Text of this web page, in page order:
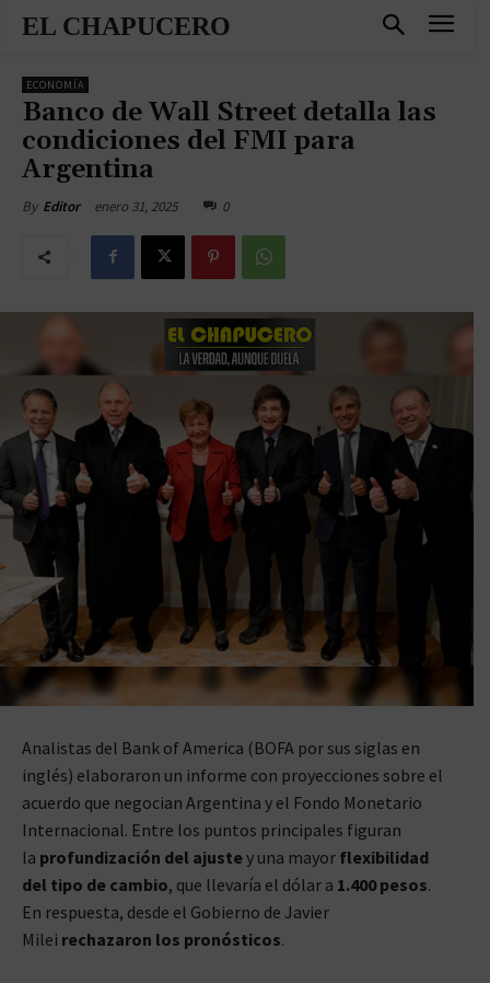
EL CHAPUCERO
ECONOMÍA
Banco de Wall Street detalla las
condiciones del FMI para
Argentina
By Editor enero 31, 2025 0
Analistas del Bank of America (BOFA por sus siglas en
inglés) elaboraron un informe con proyecciones sobre el
acuerdo que negocian Argentina y el Fondo Monetario
Internacional. Entre los puntos principales figuran
la profundización del ajustey una mayor flexibilidad
del tipo de cambio, que llevaría el dólar a 1.400 pesos.
En respuesta, desde el Gobierno de Javier
Milei rechazaron los pronósticos.